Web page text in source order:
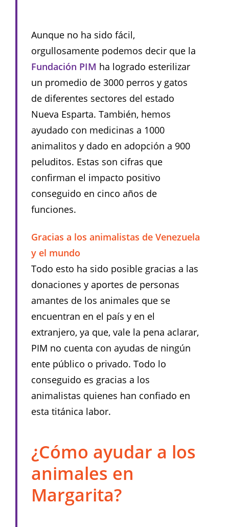
Aunque no ha sido fácil,
orgullosamente podemos decir que la
Fundación PIM ha logrado esterilizar
un promedio de 3000 perros y gatos
de diferentes sectores del estado
Nueva Esparta. También, hemos
ayudado con medicinas a 1000
animalitos y dado en adopción a 900
peluditos. Estas son cifras que
confirman el impacto positivo
conseguido en cinco años de
funciones.
Gracias a los animalistas de Venezuela
y el mundo
Todo esto ha sido posible gracias a las
donaciones y aportes de personas
amantes de los animales que se
encuentran en el país y en el
extranjero, ya que, vale la pena aclarar,
PIM no cuenta con ayudas de ningún
ente público o privado. Todo lo
conseguido es gracias a los
animalistas quienes han confiado en
esta titánica labor.
¿Cómo ayudar a los
animales en
Margarita?